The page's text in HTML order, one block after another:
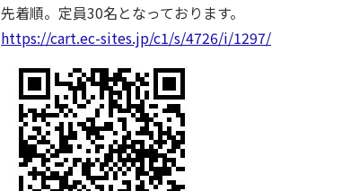
先着順。定員30名となっております。
https://cart.ec-sites.jp/c1/s/4726/i/1297/